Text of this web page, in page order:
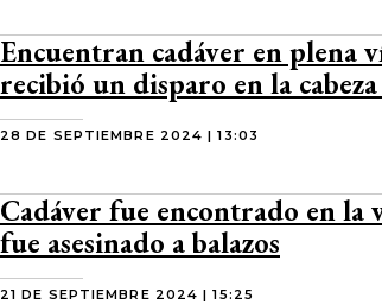
Encuentran cadáver en plena
recibió un disparo en la
28 DE SEPTIEMBRE 2024 | 13:03
Cadáver fue encontrado en la
fue asesinado a balazos
21 DE SEPTIEMBRE 2024 | 15:25